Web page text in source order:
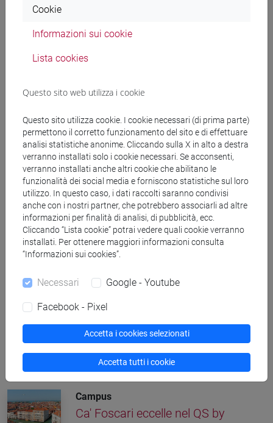
un’alternativa migliorativa per gli adulti che già fumano, non
confronti dei più giovani e dei non fumatori.
Focus ricerca
Spesa sanitaria, quantificato l'impatto di
fumo, alcol e sedentarietà
Focus ricerca
Un’app a supporto di pazienti e famiglie
nella lotta al tumore del pancreas
Focus ricerca
Preferenze diverse per uomini e donne
Altre notizie
Campus
Ca' Foscari eccelle nel QS by
Cookie
Informazioni sui cookie
Lista cookies
Questo sito web utilizza i cookie
Questo sito utilizza cookie. I cookie necessari (di prima parte)
permettono il corretto funzionamento del sito e di effettuare
analisi statistiche anonime. Cliccando sulla X in alto a destra
verranno installati solo i cookie necessari. Se acconsenti,
verranno installati anche altri cookie che abilitano le
funzionalità dei social media e forniscono statistiche sul loro
utilizzo. In questo caso, i dati raccolti saranno condivisi
anche con i nostri partner, che potrebbero associarli ad altre
informazioni per finalità di analisi, di pubblicità, ecc.
Cliccando “Lista cookie” potrai vedere quali cookie verranno
installati. Per ottenere maggiori informazioni consulta
“Informazioni sui cookies”.
Necessari Google - Youtube
Facebook - Pixel
Accetta i cookies selezionati
Accetta tutti i cookie